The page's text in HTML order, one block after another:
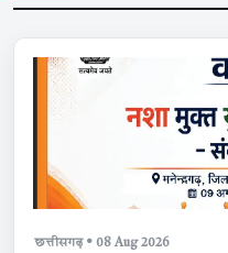
छत्तीसगढ़ • 08 Aug 2026